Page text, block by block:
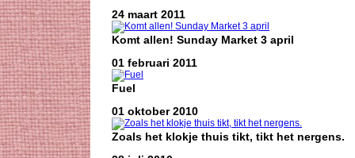
24 maart 2011
Komt allen! Sunday Market 3 april
01 februari 2011
Fuel
01 oktober 2010
Zoals het klokje thuis tikt, tikt het nergens.